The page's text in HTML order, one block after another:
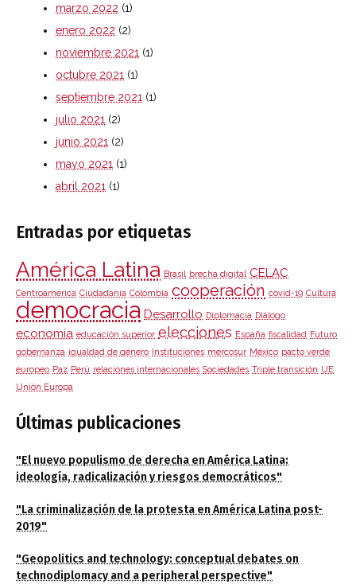
marzo 2022 (1)
enero 2022 (2)
noviembre 2021 (1)
octubre 2021 (1)
septiembre 2021 (1)
julio 2021 (2)
junio 2021 (2)
mayo 2021 (1)
abril 2021 (1)
Entradas por etiquetas
América Latina Brasil brecha digital CELAC
Centroamérica Ciudadanía Colombia cooperación covid-19 Cultura
democracia Desarrollo Diplomacia Diálogo
economía educación superior elecciones España fiscalidad Futuro
gobernanza igualdad de género Instituciones mercosur México pacto verde
europeo Paz Perú relaciones internacionales Sociedades Triple transición UE
Unión Europa
Últimas publicaciones
"El nuevo populismo de derecha en América Latina:
ideología, radicalización y riesgos democráticos"
"La criminalización de la protesta en América Latina post-
2019"
"Geopolitics and technology: conceptual debates on
technodiplomacy and a peripheral perspective"